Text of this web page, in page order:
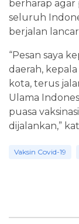
berharap agar
seluruh
berjalan
“Pesan saya
daerah,
kota, terus
Ulama
puasa
dijalankan,”
Vaksin Covid-19